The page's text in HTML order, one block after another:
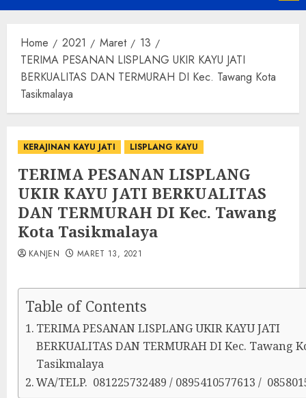
Home 2021 Maret
13
TERIMA PESANAN LISPLANG UKIR KAYU JATI
BERKUALITAS DAN TERMURAH DI Kec. Tawang Kota
Tasikmalaya
KERAJINAN KAYU JATI LISPLANG KAYU
TERIMA PESANAN LISPLANG
UKIR KAYU JATI BERKUALITAS
DAN TERMURAH DI Kec. Tawang
Kota Tasikmalaya
KANJEN MARET 13, 2021
Table of Contents
TERIMA PESANAN LISPLANG UKIR KAYU JATI
BERKUALITAS DAN TERMURAH DI Kec. Tawang
Tasikmalaya
WA/TELP. 081225732489 / 0895410577613 /